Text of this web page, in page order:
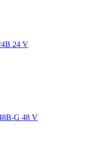
24 V
G 48 V